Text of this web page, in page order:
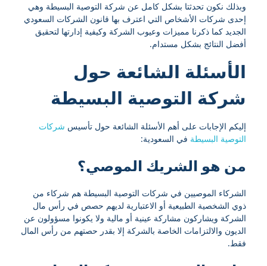
وبذلك نكون تحدثتا بشكل كامل عن شركة التوصية البسيطة وهي
إحدى شركات الأشخاص التي اعترف بها قانون الشركات السعودي
الجديد كما ذكرنا مميزات وعيوب الشركة وكيفية إدارتها لتحقيق
أفضل النتائج بشكل مستدام.
الأسئلة الشائعة حول
شركة التوصية البسيطة
إليكم الإجابات على أهم الأسئلة الشائعة حول تأسيس شركات
التوصية البسيطة في السعودية:
من هو الشريك الموصي؟
الشركاء الموصيين في شركات التوصية البسيطة هم شركاء من
ذوي الشخصية الطبيعية أو الاعتبارية لديهم حصص في رأس مال
الشركة ويشاركون مشاركة عينية أو مالية ولا يكونوا مسؤولون عن
الديون والالتزامات الخاصة بالشركة إلا بقدر حصتهم من رأس المال
فقط.